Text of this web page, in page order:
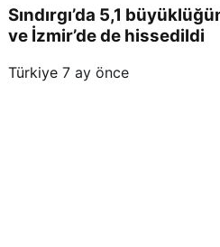
Sındırgı’da 5,1
ve İzmir’de de hissedildi
Türkiye 7 ay önce